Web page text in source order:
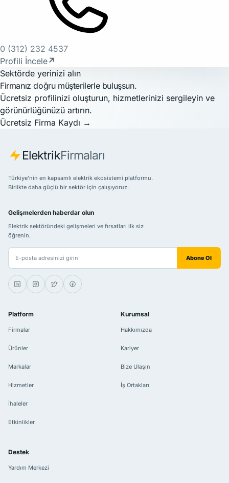
0 (312) 232 4537
Profili İncele↗
Sektörde yerinizi alın
Firmanız doğru müşterilerle buluşsun.
Ücretsiz profilinizi oluşturun, hizmetlerinizi sergileyin ve
görünürlüğünüzü artırın.
Ücretsiz Firma Kaydı →
ElektrikFirmaları
Türkiye’nin en kapsamlı elektrik ekosistemi platformu.
Birlikte daha güçlü bir sektör için çalışıyoruz.
Gelişmelerden haberdar olun
Elektrik sektöründeki gelişmeleri ve fırsatları ilk siz
öğrenin.
E-posta adresiniz Abone Ol
Platform
Firmalar
Ürünler
Markalar
Hizmetler
İhaleler
Etkinlikler
Kurumsal
Hakkımızda
Kariyer
Bize Ulaşın
İş Ortakları
Destek
Yardım Merkezi